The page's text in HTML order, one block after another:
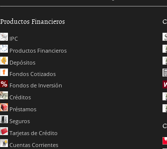
Productos Financieros
IPC
Productos Financieros
Depósitos
Fondos Cotizados
Fondos de Inversión
Créditos
Préstamos
Seguros
Tarjetas de Crédito
Cuentas Corrientes